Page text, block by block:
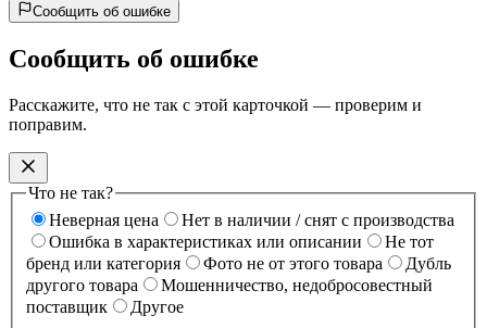
Сообщить об ошибке
Сообщить об ошибке
Расскажите, что не так с этой карточкой — проверим и
поправим.
Что не так?
Неверная цена
Нет в наличии / снят с производства
Ошибка в характеристиках или описании
Не тот
бренд или категория
Фото не от этого товара
Дубль
другого товара
Мошенничество, недобросовестный
поставщик
Другое